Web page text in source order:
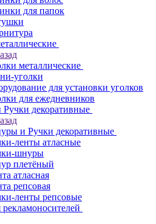
для папок
металлические
уголки
для установки уголков
для ежедневников
декоративные
и Ручки декоративные
ленты атласные
шнуры
плетёный
атласная
репсовая
ленты репсовые